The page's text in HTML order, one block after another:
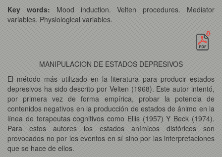
Key words: Mood induction. Velten procedures. Mediator
variables. Physiological variables.
MANIPULACION DE ESTADOS DEPRESIVOS
El método más utilizado en la literatura para producir estados
depresivos ha sido descrito por Velten (1968). Este autor intentó,
por primera vez de forma empírica, probar la potencia de
contenidos negativos en la producción de estados de ánimo en la
línea de terapeutas cognitivos como Ellis (1957) Y Beck (1974).
Para estos autores los estados anímicos disfóricos son
provocados no por los eventos en sí sino por las interpretaciones
que se hace de ellos.